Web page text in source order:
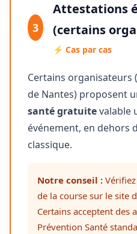
3
Attestations
(certains
⚡ Cas par cas
Certains organisateurs
de Nantes) proposent
santé gratuitevalable
événement, en dehors
classique.
Notre conseil :
de la course sur le site
Certains acceptent des
Prévention Santé